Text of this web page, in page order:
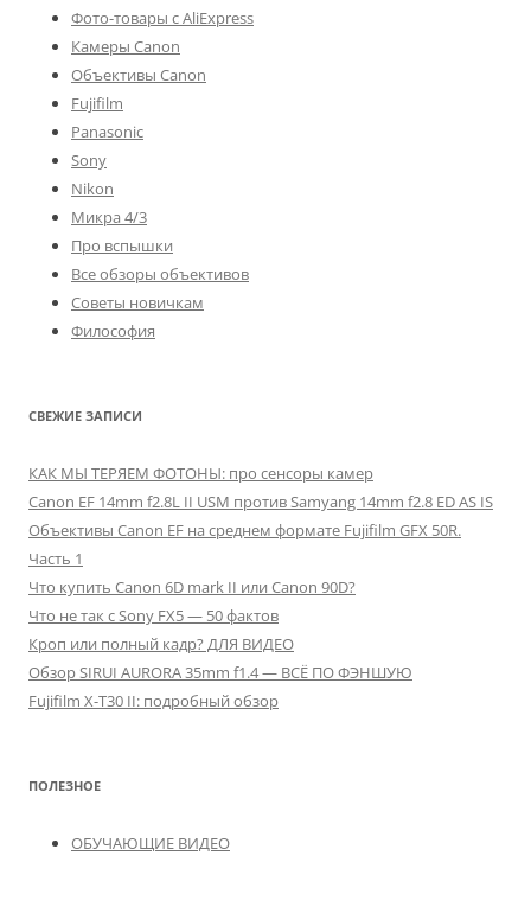
Фото-товары с AliExpress
Камеры Canon
Объективы Canon
Fujifilm
Panasonic
Sony
Nikon
Микра 4/3
Про вспышки
Все обзоры объективов
Советы новичкам
Философия
СВЕЖИЕ ЗАПИСИ
КАК МЫ ТЕРЯЕМ ФОТОНЫ: про сенсоры камер
Canon EF 14mm f2.8L II USM против Samyang 14mm f2.8 ED AS IS
Объективы Canon EF на среднем формате Fujifilm GFX 50R.
Часть 1
Что купить Canon 6D mark II или Canon 90D?
Что не так с Sony FX5 — 50 фактов
Кроп или полный кадр? ДЛЯ ВИДЕО
Обзор SIRUI AURORA 35mm f1.4 — ВСЁ ПО ФЭНШУЮ
Fujifilm X-T30 II: подробный обзор
ПОЛЕЗНОЕ
ОБУЧАЮЩИЕ ВИДЕО